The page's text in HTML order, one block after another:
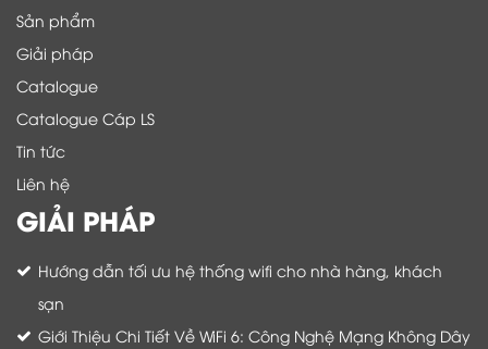
Sản phẩm
Giải pháp
Catalogue
Catalogue Cáp LS
Tin tức
Liên hệ
GIẢI PHÁP
Hướng dẫn tối ưu hệ thống wifi cho nhà hàng, khách
sạn
Giới Thiệu Chi Tiết Về WiFi 6: Công Nghệ Mạng Không Dây